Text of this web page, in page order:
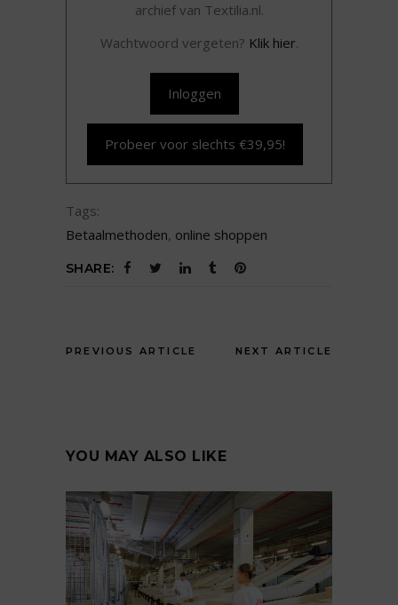
archief van Textilia.nl.
Wachtwoord vergeten? Klik hier.
Inloggen
Probeer voor slechts €39,95!
Tags:
Betaalmethoden, online shoppen
SHARE:
PREVIOUS ARTICLE NEXT ARTICLE
YOU MAY ALSO LIKE